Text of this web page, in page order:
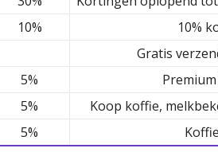
10%
10%
Gratis
5%
5%
Koop koffie,
5%